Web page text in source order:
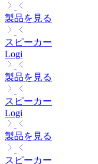
製品を見る
スピーカー
Logi
製品を見る
スピーカー
Logi
製品を見る
スピーカー